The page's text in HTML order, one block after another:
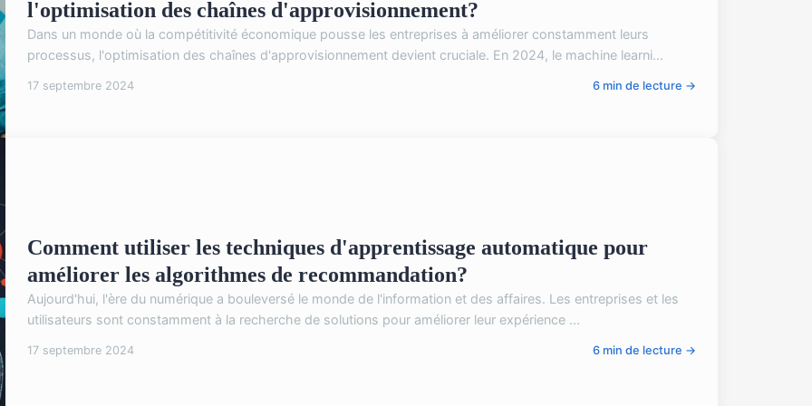
l'optimisation des chaînes d'approvisionnement?
Dans un monde où la compétitivité économique pousse les entreprises à améliorer constamment leurs
processus, l'optimisation des chaînes d'approvisionnement devient cruciale. En 2024, le machine learni...
17 septembre 2024 6 min de lecture →
Comment utiliser les techniques d'apprentissage automatique pour
améliorer les algorithmes de recommandation?
Aujourd'hui, l'ère du numérique a bouleversé le monde de l'information et des affaires. Les entreprises et les
utilisateurs sont constamment à la recherche de solutions pour améliorer leur expérience ...
17 septembre 2024 6 min de lecture →